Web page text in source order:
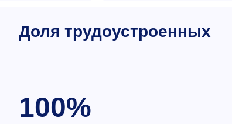
Доля трудоустроенных
100%